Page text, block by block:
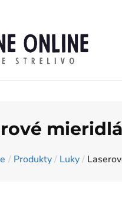
/ Produkty / Luky /